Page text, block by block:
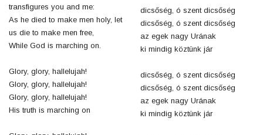
transfigures you and me:
As he died to make men holy, let
us die to make men free,
While God is marching on.
Glory, glory, hallelujah!
Glory, glory, hallelujah!
Glory, glory, hallelujah!
His truth is marching on
dicsőség, ó szent dicsőség
dicsőség, ó szent dicsőség
az egek nagy Urának
ki mindig köztünk jár
dicsőség, ó szent dicsőség
dicsőség, ó szent dicsőség
az egek nagy Urának
ki mindig köztünk jár